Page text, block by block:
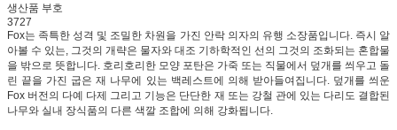
생산품 부호
3727
Fox는 족특한 성격 및 조밀한 차원을 가진 안락 의자의 유행 소장품입니다. 즉시 알
아볼 수 있는, 그것의 개략은 물자와 대조 기하학적인 선의 그것의 조화되는 혼합물
을 밖으로 뜻합니다. 호리호리한 모양 포탄은 가죽 또는 직물에서 덮개를 씌우고 돌
린 끝을 가진 굽은 재 나무에 있는 백레스트에 의해 받아들여집니다. 덮개를 씌운
Fox 버전의 다예 다제 그리고 기능은 단단한 재 또는 강철 관에 있는 다리도 결합된
나무와 실내 장식품의 다른 색깔 조합에 의해 강화됩니다.